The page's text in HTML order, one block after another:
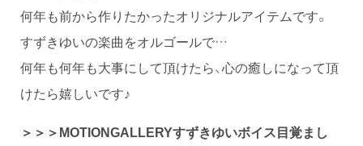
何年も前から作りたかったオリジナルアイテムです。
すずきゆいの楽曲をオルゴールで…
何年も何年も大事にして頂けたら、心の癒しになって頂
けたら嬉しいです♪
＞＞＞MOTIONGALLERYすずきゆいボイス目覚まし